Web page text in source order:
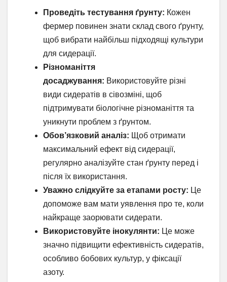
Проведіть тестування ґрунту: Кожен
фермер повинен знати склад свого ґрунту,
щоб вибрати найбільш підходящі культури
для сидерації.
Різноманіття
досаджування: Використовуйте різні
види сидератів в сівозміні, щоб
підтримувати біологічне різноманіття та
уникнути проблем з ґрунтом.
Обов’язковий аналіз: Щоб отримати
максимальний ефект від сидерації,
регулярно аналізуйте стан ґрунту перед і
після їх використання.
Уважно слідкуйте за етапами росту: Це
допоможе вам мати уявлення про те, коли
найкраще заорювати сидерати.
Використовуйте інокулянти: Це може
значно підвищити ефективність сидератів,
особливо бобових культур, у фіксації
азоту.